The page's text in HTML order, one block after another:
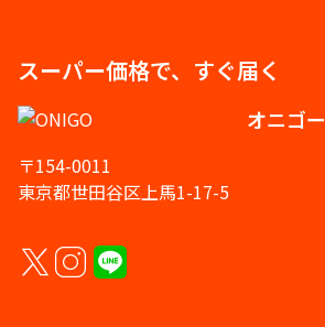
スーパー価格で、すぐ届く
オニゴー
〒154-0011
東京都世田谷区上馬1-17-5